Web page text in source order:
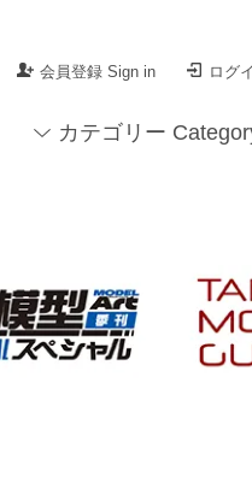
会員登録 Sign in ログ
カテゴリー